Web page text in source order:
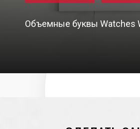
Объемные буквы Watches